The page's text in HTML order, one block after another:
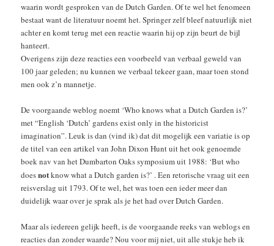
waarin wordt gesproken van de Dutch Garden. Of te wel het fenomeen
bestaat want de literatuur noemt het. Springer zelf bleef natuurlijk niet
achter en komt terug met een reactie waarin hij op zijn beurt de bijl
hanteert.
Overigens zijn deze reacties een voorbeeld van verbaal geweld van
100 jaar geleden; nu kunnen we verbaal tekeer gaan, maar toen stond
men ook z’n mannetje.
De voorgaande weblog noemt ‘Who knows what a Dutch Garden is?’
met “English ‘Dutch’ gardens exist only in the historicist
imagination”. Leuk is dan (vind ik) dat dit mogelijk een variatie is op
de titel van een artikel van John Dixon Hunt uit het ook genoemde
boek nav van het Dumbarton Oaks symposium uit 1988: ‘But who
doesnotknow what a Dutch garden is?’ . Een retorische vraag uit een
reisverslag uit 1793. Of te wel, het was toen een ieder meer dan
duidelijk waar over je sprak als je het had over Dutch Garden.
Maar als iedereen gelijk heeft, is de voorgaande reeks van weblogs en
reacties dan zonder waarde? Nou voor mij niet, uit alle stukje heb ik